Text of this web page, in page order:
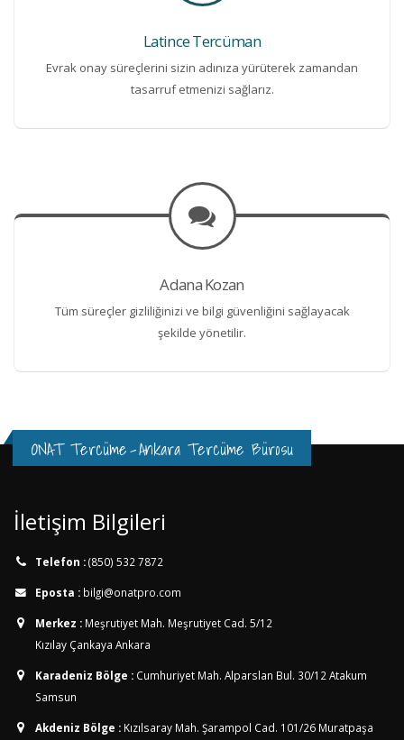
Latince Tercüman
Evrak onay süreçlerini sizin adınıza yürüterek zamandan
tasarruf etmenizi sağlarız.
Adana Kozan
Tüm süreçler gizliliğinizi ve bilgi güvenliğini sağlayacak
şekilde yönetilir.
ONAT Tercüme-Ankara Tercüme Bürosu
İletişim Bilgileri
Telefon :(850) 532 7872
Eposta : bilgi@onatpro.com
Merkez : Meşrutiyet Mah. Meşrutiyet Cad. 5/12
Kızılay Çankaya Ankara
Karadeniz Bölge : Cumhuriyet Mah. Alparslan Bul. 30/12 Atakum
Samsun
Akdeniz Bölge : Kızılsaray Mah. Şarampol Cad. 101/26 Muratpaşa